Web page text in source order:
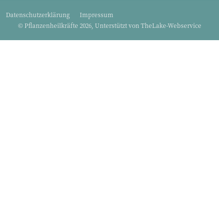
Datenschutzerklärung
Impressum
© Pflanzenheilkräfte 2026, Unterstützt von TheLake-Webservice